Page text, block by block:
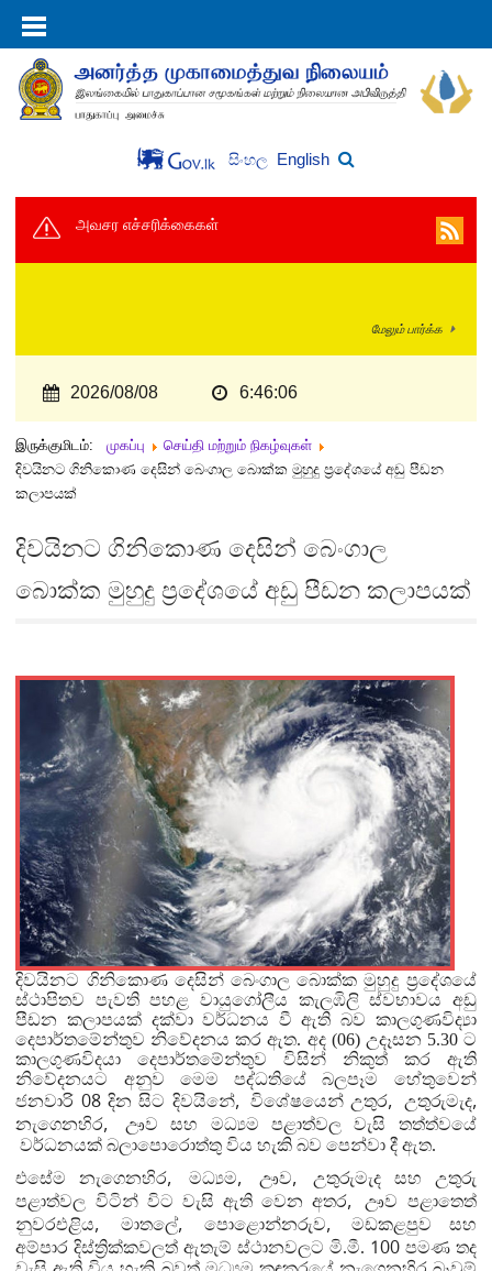
සිංහල English
அவசர எச்சரிக்கைகள்
மேலும் பார்க்க
2026/08/08 6:46:06
இருக்குமிடம்: முகப்பு
செய்தி மற்றும் நிகழ்வுகள்
දිවයිනට ගිනිකොණ දෙසින් බෙංගාල බොක්ක මුහුදු ප්‍රදේශයේ අඩු පීඩන
කලාපයක්
දිවයිනට ගිනිකොණ දෙසින් බෙංගාල
බොක්ක මුහුදු ප්‍රදේශයේ අඩු පීඩන කලාපයක්
දිවයිනට ගිනිකොණ දෙසින් බෙංගාල බොක්ක මුහුදු ප්‍රදේශයේ
ස්ථාපිතව පැවති පහළ වායුගෝලීය කැලඹිලි ස්වභාවය අඩු
පීඩන කලාපයක් දක්වා වර්ධනය වී ඇති බව කාලගුණවිද්‍යා
දෙපාර්තමේන්තුව නිවේදනය කර ඇත. අද (06)උදෑසන 5.30 ට
කාලගුණවිදයා දෙපාර්තමේන්තුව විසින් නිකුත් කර ඇති
නිවේදනයට අනුව මෙම පද්ධතියේ බලපෑම හේතුවෙන්
ජනවාරි 08දින සිට දිවයිනේ, විශේෂයෙන් උතුර, උතුරුමැද,
නැගෙනහිර,
ඌව සහ මධ්‍යම පළාත්වල වැසි තත්ත්වයේ
වර්ධනයක් බලාපොරොත්තු විය හැකි බව පෙන්වා දී ඇත.
එසේම නැගෙනහිර, මධ්‍යම, ඌව,උතුරුමැද සහ උතුරු
පළාත්වල විටින් විට වැසි ඇති වෙන අතර,ඌව පළාතෙත්
නුවරඑළිය, මාතලේ, පොළොන්නරුව,මඩකළපුව සහ
අම්පාර දිස්ත්‍රික්කවලත් ඇතැම් ස්ථානවලට මි.මී. 100පමණ තද